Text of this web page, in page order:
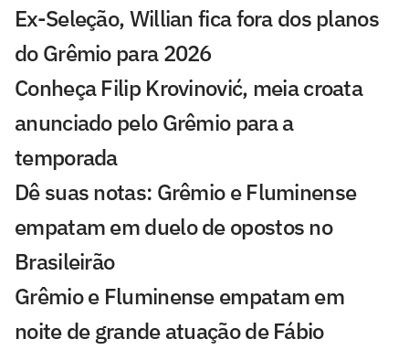
Ex-Seleção, Willian fica fora dos planos
do Grêmio para 2026
Conheça Filip Krovinović, meia croata
anunciado pelo Grêmio para a
temporada
Dê suas notas: Grêmio e Fluminense
empatam em duelo de opostos no
Brasileirão
Grêmio e Fluminense empatam em
noite de grande atuação de Fábio